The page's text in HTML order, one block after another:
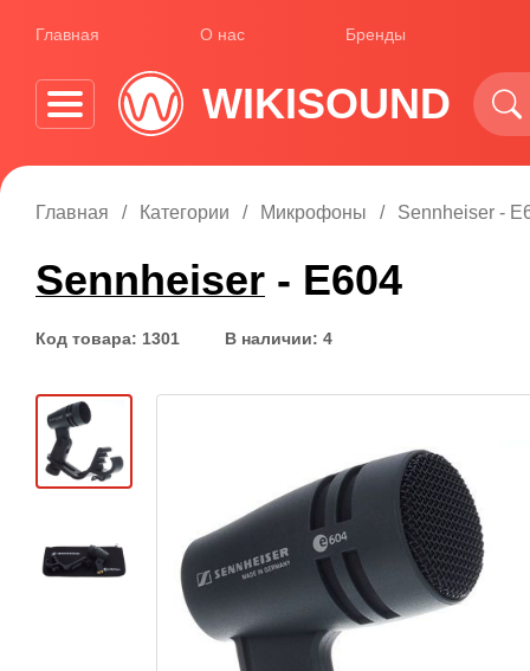
Главная О нас Бренды
WIKISOUND
Главная Категории Микрофоны Sennheiser -
Sennheiser - E604
Код товара: 1301 В наличии: 4